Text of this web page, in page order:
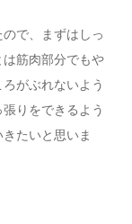
で、まずはしっ
筋肉部分でもや
がぶれないよう
りをできるよう
たいと思いま